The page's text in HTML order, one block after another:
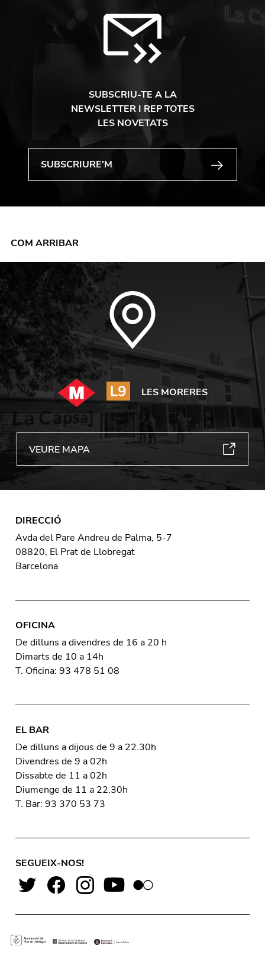
SUBSCRIU-TE A LA
NEWSLETTER I REP TOTES
LES NOVETATS
COM ARRIBAR
LES MORERES
VEURE MAPA
DIRECCIÓ
Avda del Pare Andreu de Palma, 5-7
08820, El Prat de Llobregat
Barcelona
OFICINA
De dilluns a divendres de 16 a 20 h
Dimarts de 10 a 14h
T. Oficina: 93 478 51 08
EL BAR
De dilluns a dijous de 9 a 22.30h
Divendres de 9 a 02h
Dissabte de 11 a 02h
Diumenge de 11 a 22.30h
T. Bar: 93 370 53 73
SEGUEIX-NOS!